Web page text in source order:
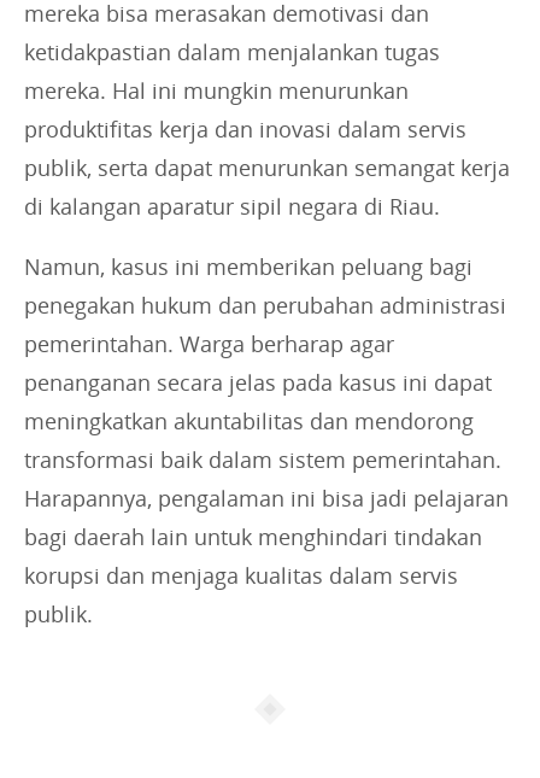
mereka bisa merasakan demotivasi dan
ketidakpastian dalam menjalankan tugas
mereka. Hal ini mungkin menurunkan
produktifitas kerja dan inovasi dalam servis
publik, serta dapat menurunkan semangat kerja
di kalangan aparatur sipil negara di Riau.
Namun, kasus ini memberikan peluang bagi
penegakan hukum dan perubahan administrasi
pemerintahan. Warga berharap agar
penanganan secara jelas pada kasus ini dapat
meningkatkan akuntabilitas dan mendorong
transformasi baik dalam sistem pemerintahan.
Harapannya, pengalaman ini bisa jadi pelajaran
bagi daerah lain untuk menghindari tindakan
korupsi dan menjaga kualitas dalam servis
publik.